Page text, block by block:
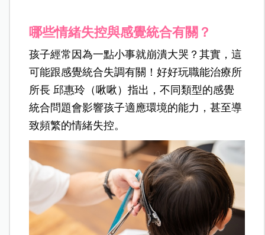
哪些情緒失控與感覺統合有關？
孩子經常因為一點小事就崩潰大哭？其實，這
可能跟感覺統合失調有關！好好玩職能治療所
所長 邱惠玲（啾啾）指出，不同類型的感覺
統合問題會影響孩子適應環境的能力，甚至導
致頻繁的情緒失控。